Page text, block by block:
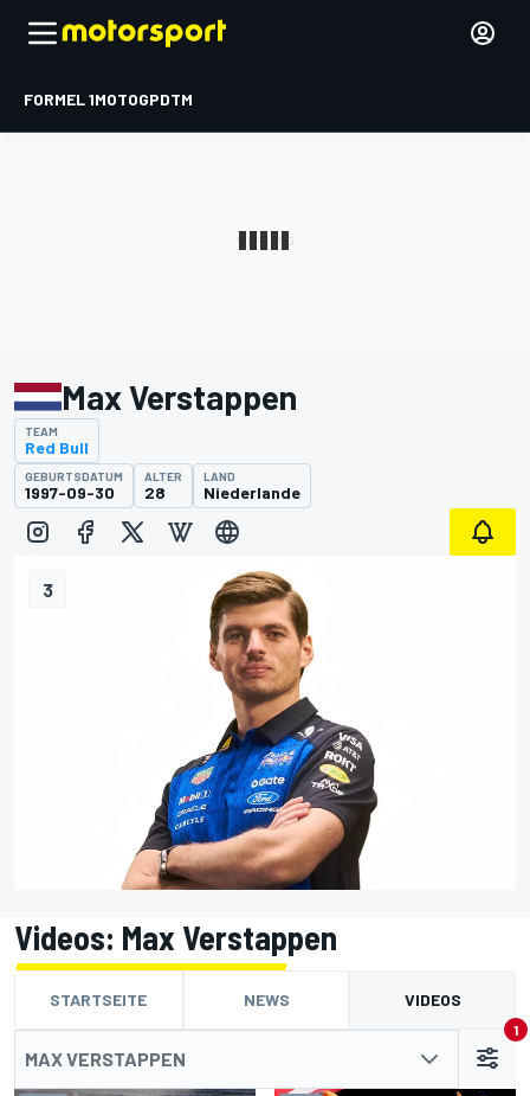
FORMEL 1MOTOGPDTM
3
Max Verstappen
TEAM
Red Bull
GEBURTSDATUM
1997-09-30
ALTER
28
LAND
Niederlande
Videos: Max Verstappen
STARTSEITE NEWS VIDEOS
MAX VERSTAPPEN
1